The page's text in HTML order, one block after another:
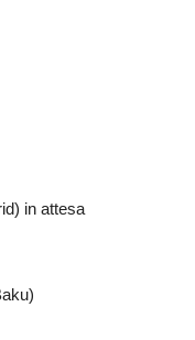
in attesa